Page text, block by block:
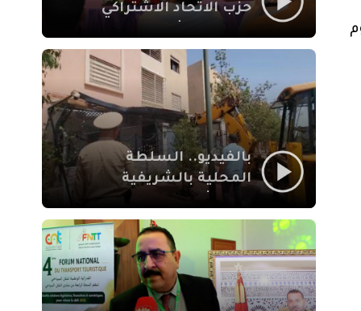
حزب الاتحاد الاشتراكي
مقراً بمقاطعة سيدي
يوسف بن علي مراكش
بالفيديو.. السلطة
المحلية بالشريفية
بنايات غير قانونية بإقامة
الإيمان